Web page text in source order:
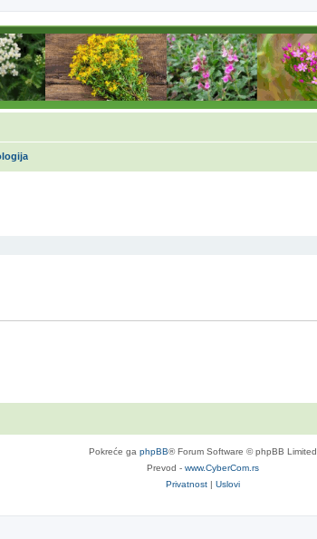
Pokreće ga phpBB® Forum Software © phpBB Limited
Prevod - www.CyberCom.rs
Privatnost | Uslovi